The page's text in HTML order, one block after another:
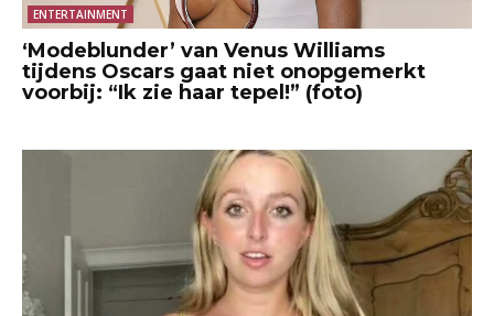
ENTERTAINMENT
‘Modeblunder’ van Venus Williams
tijdens Oscars gaat niet onopgemerkt
voorbij: “Ik zie haar tepel!” (foto)